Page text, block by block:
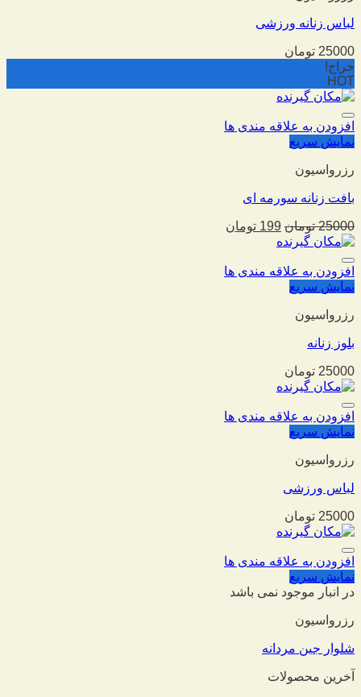
لباس زنانه ورزشی
25000 تومان
حراج!
HOT
افزودن به علاقه مندی ها
نمایش سریع
رزرواسیون
بافت زنانه سورمه ای
25000 تومان 199 تومان
افزودن به علاقه مندی ها
نمایش سریع
رزرواسیون
بلوز زنانه
25000 تومان
افزودن به علاقه مندی ها
نمایش سریع
رزرواسیون
لباس ورزشی
25000 تومان
افزودن به علاقه مندی ها
نمایش سریع
در انبار موجود نمی باشد
رزرواسیون
شلوار جین مردانه
آخرین محصولات